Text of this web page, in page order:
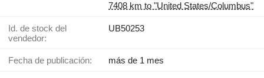
7408 km to "United States/Columbus"
Id. de stock del
vendedor:
UB50253
Fecha de publicación: más de 1 mes